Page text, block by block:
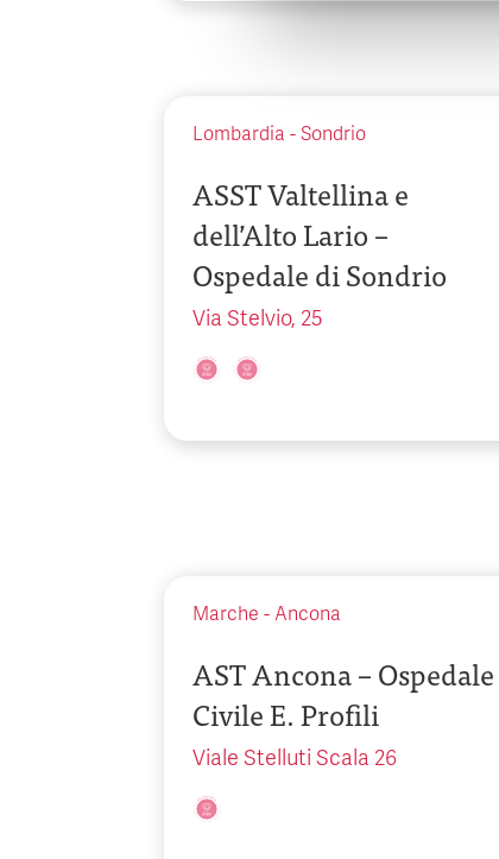
Lombardia - Sondrio
ASST Valtellina e
dell’Alto Lario –
Ospedale di Sondrio
Via Stelvio, 25
Marche - Ancona
AST Ancona – Ospedale
Civile E. Profili
Viale Stelluti Scala 26